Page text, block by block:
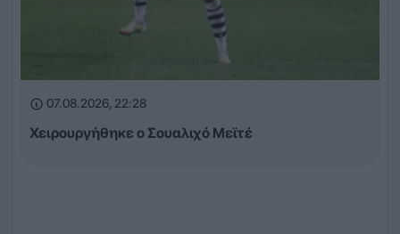
07.08.2026, 22:28
Χειρουργήθηκε ο Σουαλιχό Μεϊτέ